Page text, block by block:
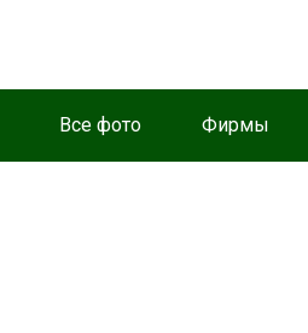
Все фото Фирмы